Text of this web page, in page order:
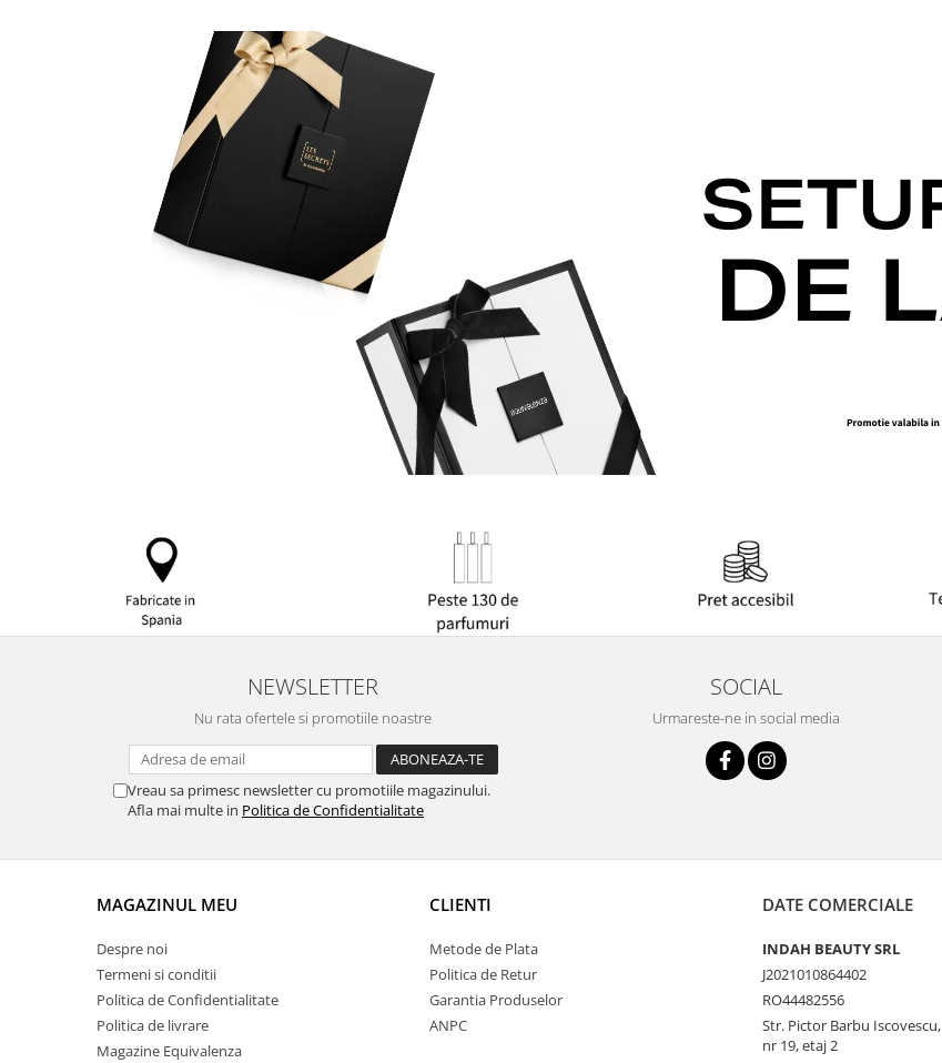
NEWSLETTER
Nu rata ofertele si promotiile noastre
Vreau sa primesc newsletter cu promotiile magazinului.
Afla mai multe in Politica de Confidentialitate
SOCIAL
Urmareste-ne in social media
MAGAZINUL MEU
Despre noi
Termeni si conditii
Politica de Confidentialitate
Politica de livrare
Magazine Equivalenza
CLIENTI
Metode de Plata
Politica de Retur
Garantia Produselor
ANPC
DATE COMERCIALE
INDAH BEAUTY SRL
J2021010864402
RO44482556
Str. Pictor Barbu Iscovescu,
nr 19, etaj 2